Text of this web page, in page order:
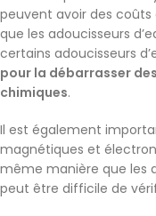
peuvent avoir des coûts
que les adoucisseurs
certains adoucisseurs
pour la débarrasser
chimiques.
Il est également
magnétiques et
même manière que les
peut être difficile de